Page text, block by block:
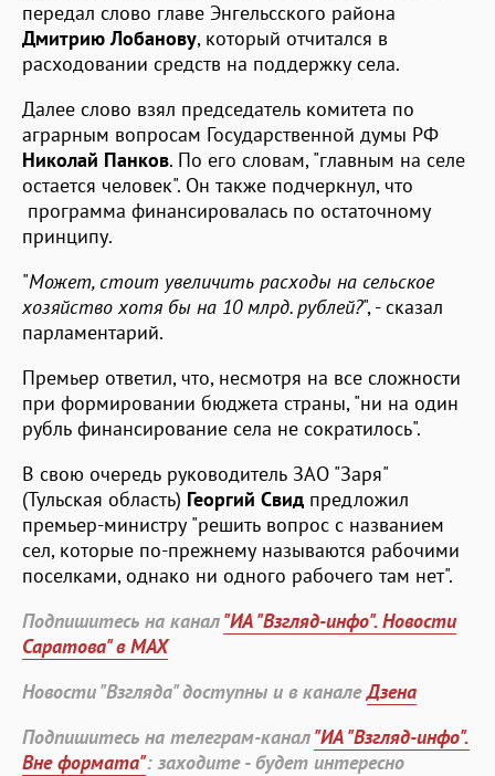
передал слово главе Энгельсского района
Дмитрию Лобанову, который отчитался в
расходовании средств на поддержку села.
Далее слово взял председатель комитета по
аграрным вопросам Государственной думы РФ
Николай Панков. По его словам, "главным на селе
остается человек". Он также подчеркнул, что
программа финансировалась по остаточному
принципу.
"Может, стоит увеличить расходы на сельское
хозяйство хотя бы на 10 млрд. рублей?", - сказал
парламентарий.
Премьер ответил, что, несмотря на все сложности
при формировании бюджета страны, "ни на один
рубль финансирование села не сократилось".
В свою очередь руководитель ЗАО "Заря"
(Тульская область) Георгий Свид предложил
премьер-министру "решить вопрос с названием
сел, которые по-прежнему называются рабочими
поселками, однако ни одного рабочего там нет".
Подпишитесь на канал"ИА "Взгляд-инфо". Новости
Саратова" в MAX
Новости "Взгляда" доступны и в каналеДзена
Подпишитесь на телеграм-канал"ИА "Взгляд-инфо".
Вне формата": заходите - будет интересно